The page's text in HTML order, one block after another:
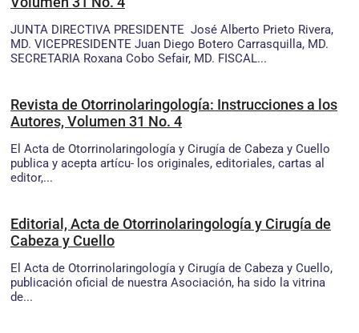
JUNTA DIRECTIVA PRESIDENTE José Alberto Prieto Rivera,
MD. VICEPRESIDENTE Juan Diego Botero Carrasquilla, MD.
SECRETARIA Roxana Cobo Sefair, MD. FISCAL...
Revista de Otorrinolaringología: Instrucciones a los
Autores, Volumen 31 No. 4
El Acta de Otorrinolaringología y Cirugía de Cabeza y Cuello
publica y acepta artícu- los originales, editoriales, cartas al
editor,...
Editorial, Acta de Otorrinolaringología y Cirugía de
Cabeza y Cuello
El Acta de Otorrinolaringología y Cirugía de Cabeza y Cuello,
publicación oficial de nuestra Asociación, ha sido la vitrina
de...